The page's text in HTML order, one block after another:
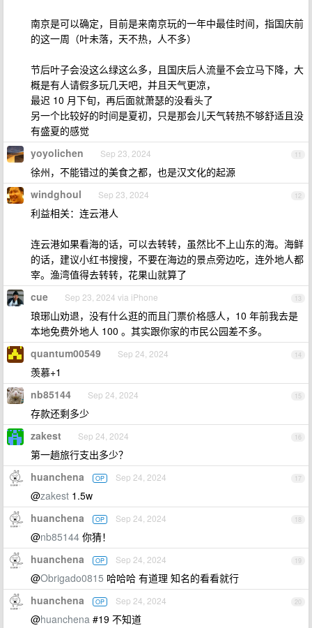
南京是可以确定，目前是来南京玩的一年中最佳时间，指国庆前
的这一周（叶未落，天不热，人不多）
节后叶子会没这么绿这么多，且国庆后人流量不会立马下降，大
概是有人请假多玩几天吧，并且天气更凉，
最迟 10 月下旬，再后面就萧瑟的没看头了
另一个比较好的时间是夏初，只是那会儿天气转热不够舒适且没
有盛夏的感觉
11
yoyolichen Sep 23, 2024
徐州，不能错过的美食之都，也是汉文化的起源
12
windghoul Sep 23, 2024
利益相关：连云港人
连云港如果看海的话，可以去转转，虽然比不上山东的海。海鲜
的话，建议小红书搜搜，不要在海边的景点旁边吃，连外地人都
宰。渔湾值得去转转，花果山就算了
13
cue Sep 23, 2024 via iPhone
琅琊山劝退，没有什么逛的而且门票价格感人，10 年前我去是
本地免费外地人 100 。其实跟你家的市民公园差不多。
14
quantum00549 Sep 24, 2024
羡慕+1
15
nb85144 Sep 24, 2024
存款还剩多少
16
zakest Sep 24, 2024
第一趟旅行支出多少？
17
huanchena OP Sep 24, 2024
@zakest 1.5w
18
huanchena OP Sep 24, 2024
@nb85144 你猜！
19
huanchena OP Sep 24, 2024
@Obrigado0815 哈哈哈 有道理 知名的看看就行
20
huanchena OP Sep 24, 2024
@huanchena #19 不知道